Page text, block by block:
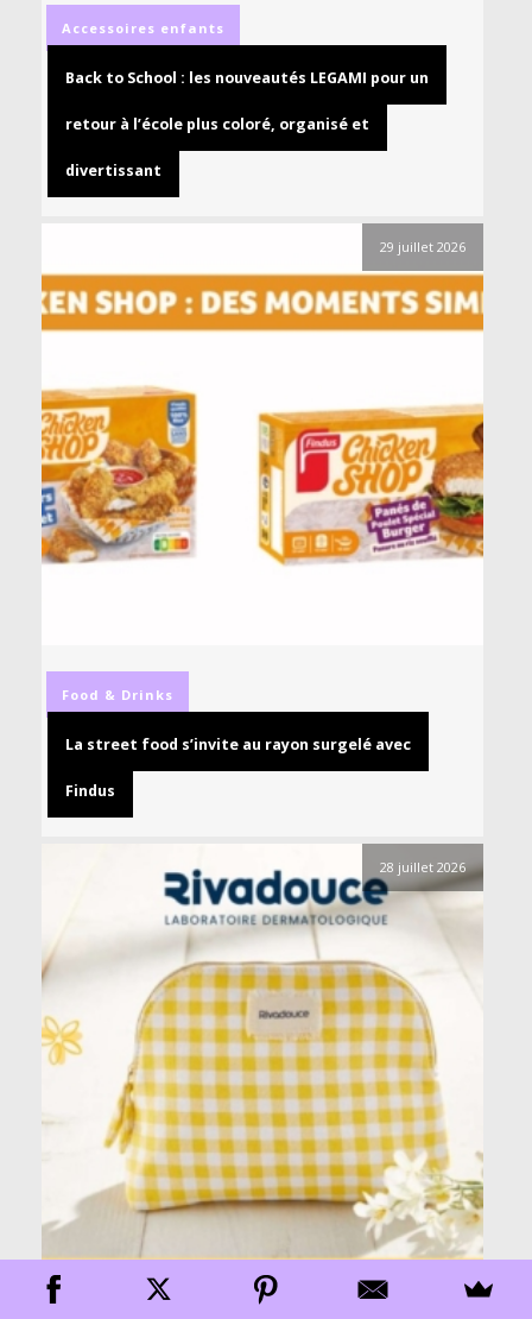
Accessoires enfants
Back to School : les nouveautés LEGAMI pour un
retour à l’école plus coloré, organisé et
divertissant
29 juillet 2026
Food & Drinks
La street food s’invite au rayon surgelé avec
Findus
28 juillet 2026